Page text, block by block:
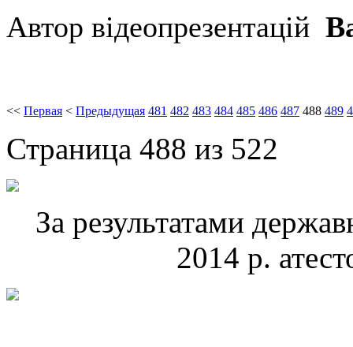
Автор відеопрезентацій
<< Первая < Предыдущая 481 482 483 484 485 486 487 488 489
Страница 488 из 522
За результатами
2014 р.